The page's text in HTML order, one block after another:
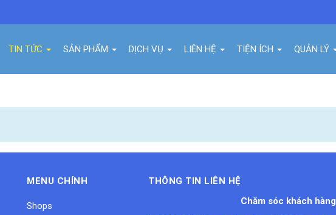
TIN TỨC SẢN PHẨM DỊCH VỤ LIÊN HỆ TIỆN ÍCH QUẢN LÝ
MENU CHÍNH
Shops
THÔNG TIN LIÊN HỆ
Chăm sóc khách hàng